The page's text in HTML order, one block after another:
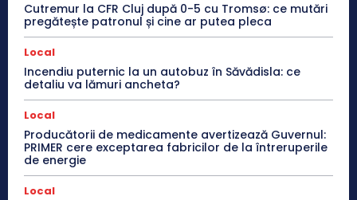
Cutremur la CFR Cluj după 0-5 cu Tromsø: ce mutări
pregătește patronul și cine ar putea pleca
Local
Incendiu puternic la un autobuz în Săvădisla: ce
detaliu va lămuri ancheta?
Local
Producătorii de medicamente avertizează Guvernul:
PRIMER cere exceptarea fabricilor de la întreruperile
de energie
Local